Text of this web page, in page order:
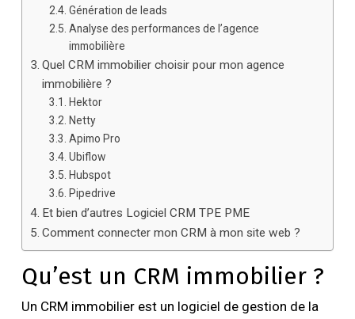
Génération de leads
Analyse des performances de l’agence
immobilière
Quel CRM immobilier choisir pour mon agence
immobilière ?
Hektor
Netty
Apimo Pro
Ubiflow
Hubspot
Pipedrive
Et bien d’autres Logiciel CRM TPE PME
Comment connecter mon CRM à mon site web ?
Qu’est un CRM immobilier ?
Un CRM immobilier est un logiciel de gestion de la